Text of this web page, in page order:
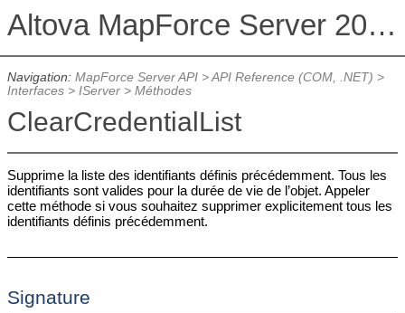
Altova MapForce Server 2026 Advanced Edition
Navigation: MapForce Server API>API Reference (COM, .NET) >
Interfaces > IServer> Méthodes
ClearCredentialList
Supprime la liste des identifiants définis précédemment. Tous les
identifiants sont valides pour la durée de vie de l’objet. Appeler
cette méthode si vous souhaitez supprimer explicitement tous les
identifiants définis précédemment.
Signature